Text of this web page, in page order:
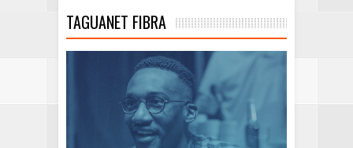
TAGUANET FIBRA